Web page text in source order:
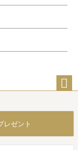
レゼント